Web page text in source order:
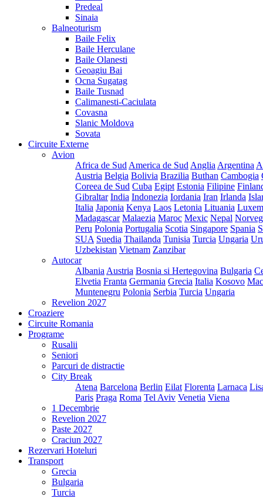
Predeal
Sinaia
Balneoturism
Baile Felix
Baile Herculane
Baile Olanesti
Geoagiu Bai
Ocna Sugatag
Baile Tusnad
Calimanesti-Caciulata
Covasna
Slanic Moldova
Sovata
Circuite Externe
Avion
Africa de Sud America de Sud Anglia Argentina
Austria Belgia Bolivia Brazilia Buthan Cambogia
Coreea de Sud Cuba Egipt Estonia Filipine
Gibraltar India Indonezia Iordania Iran Irlanda
Italia Japonia Kenya Laos Letonia Lituania
Madagascar Malaezia Maroc Mexic Nepal
Peru Polonia Portugalia Scotia Singapore Spania
SUA Suedia Thailanda Tunisia Turcia Ungaria
Uzbekistan Vietnam Zanzibar
Autocar
Albania Austria Bosnia si Hertegovina Bulgaria
Elvetia Franta Germania Grecia Italia Kosovo
Muntenegru Polonia Serbia Turcia Ungaria
Revelion 2027
Croaziere
Circuite Romania
Programe
Rusalii
Seniori
Parcuri de distractie
City Break
Atena Barcelona Berlin Eilat Florenta Larnaca
Paris Praga Roma Tel Aviv Venetia Viena
1 Decembrie
Revelion 2027
Paste 2027
Craciun 2027
Rezervari Hoteluri
Transport
Grecia
Bulgaria
Turcia